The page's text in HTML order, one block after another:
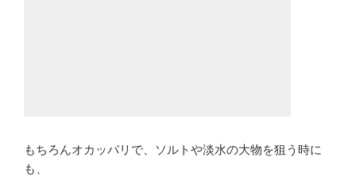
もちろんオカッパリで、ソルトや淡水の大物を狙う時に
も、